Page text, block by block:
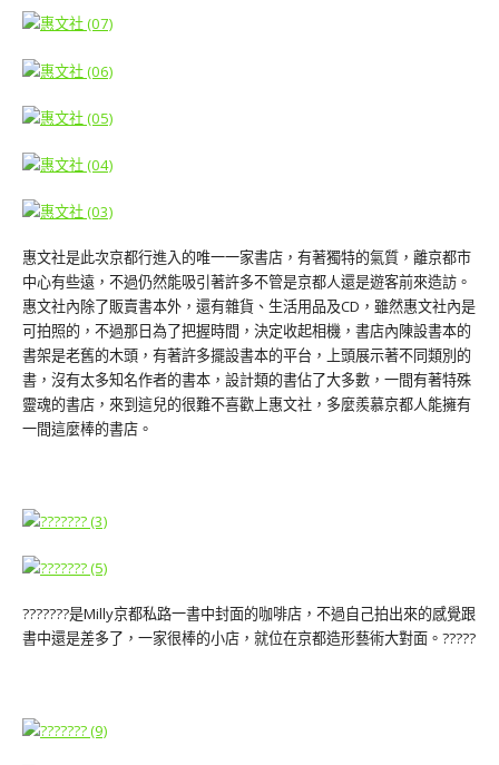
惠文社是此次京都行進入的唯一一家書店，有著獨特的氣質，離京都市
中心有些遠，不過仍然能吸引著許多不管是京都人還是遊客前來造訪。
惠文社內除了販賣書本外，還有雜貨、生活用品及CD，雖然惠文社內是
可拍照的，不過那日為了把握時間，決定收起相機，書店內陳設書本的
書架是老舊的木頭，有著許多擺設書本的平台，上頭展示著不同類別的
書，沒有太多知名作者的書本，設計類的書佔了大多數，一間有著特殊
靈魂的書店，來到這兒的很難不喜歡上惠文社，多麼羨慕京都人能擁有
一間這麼棒的書店。
???????是Milly京都私路一書中封面的咖啡店，不過自己拍出來的感覺跟
書中還是差多了，一家很棒的小店，就位在京都造形藝術大對面。?????